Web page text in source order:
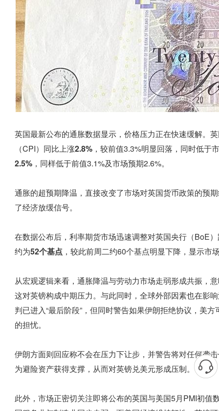
英国最新公布的通胀数据显示，价格压力正在快速缓解。
（CPI）同比上涨2.8% ，较前值3.3%明显回落，同时低于
2.5% ，同样低于前值3.1%及市场预期2.6%。
通胀的超预期降温，直接改变了市场对英国货币政策的预
了经济放缓信号。
在数据公布后，利率期货市场迅速调整对英国央行（BoE
约为52个基点 ，较此前周二约60个基点明显下降，显示
从宏观逻辑来看，通胀降温与劳动力市场走弱形成共振，
这对英镑构成中期压力。与此同时，全球外部因素也在影
判已进入“最后阶段”，但同时警告如果伊朗拒绝协议，美
的担忧。
伊朗方面则回应称不会在压力下让步，并警告将对任何袭
为避险资产获得支撑，从而对英镑兑美元形成压制。
此外，市场正密切关注即将公布的英国与美国5月PMI初